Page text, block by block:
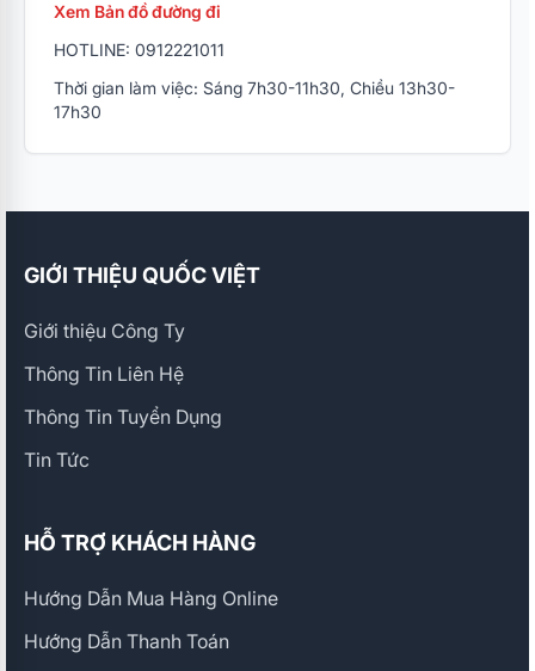
Xem Bản đồ đường đi
HOTLINE: 0912221011
Thời gian làm việc: Sáng 7h30-11h30, Chiều 13h30-
17h30
GIỚI THIỆU QUỐC VIỆT
Giới thiệu Công Ty
Thông Tin Liên Hệ
Thông Tin Tuyển Dụng
Tin Tức
HỖ TRỢ KHÁCH HÀNG
Hướng Dẫn Mua Hàng Online
Hướng Dẫn Thanh Toán